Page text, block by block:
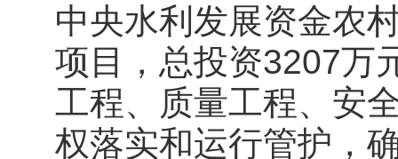
中央水利发展资金农
项目，总投资3207万
工程、质量工程、安
权落实和运行管护，